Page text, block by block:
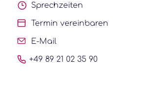
Sprechzeiten
Termin vereinbaren
E-Mail
+49 89 21 02 35 90